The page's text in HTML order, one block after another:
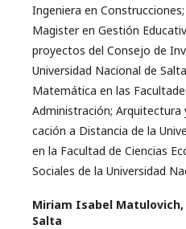
Ingeniera en
Magister en Gestión
proyectos del Consejo de
Universidad Nacional de
Matemática en las
Administración; Arquitectura
cación a Distancia de la
en la Facultad de Ciencias
Sociales de la Universidad
Miriam Isabel Matulovich,
Salta